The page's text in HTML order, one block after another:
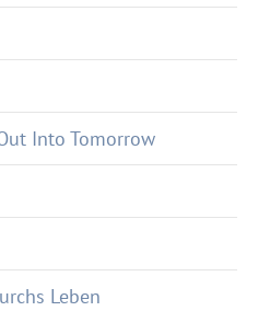
Into Tomorrow
Leben